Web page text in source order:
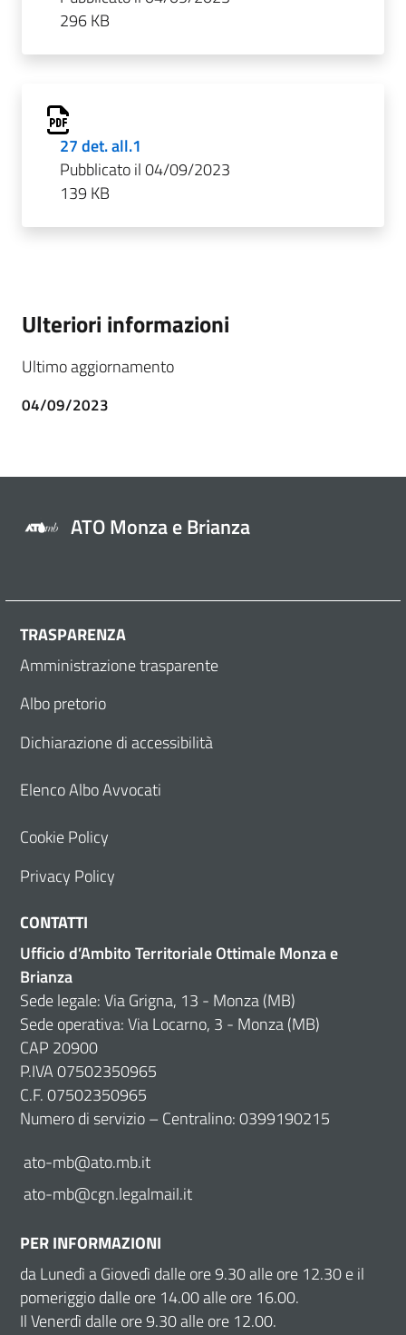
296 KB
27 det. all.1
Pubblicato il 04/09/2023
139 KB
Ulteriori informazioni
Ultimo aggiornamento
04/09/2023
ATO Monza e Brianza
TRASPARENZA
Amministrazione trasparente
Albo pretorio
Dichiarazione di accessibilità
Elenco Albo Avvocati
Cookie Policy
Privacy Policy
CONTATTI
Ufficio d’Ambito Territoriale Ottimale Monza e
Brianza
Sede legale: Via Grigna, 13 - Monza (MB)
Sede operativa: Via Locarno, 3 - Monza (MB)
CAP 20900
P.IVA 07502350965
C.F. 07502350965
Numero di servizio – Centralino: 0399190215
ato-mb@ato.mb.it
ato-mb@cgn.legalmail.it
PER INFORMAZIONI
da Lunedì a Giovedì dalle ore 9.30 alle ore 12.30 e il
pomeriggio dalle ore 14.00 alle ore 16.00.
Il Venerdì dalle ore 9.30 alle ore 12.00.